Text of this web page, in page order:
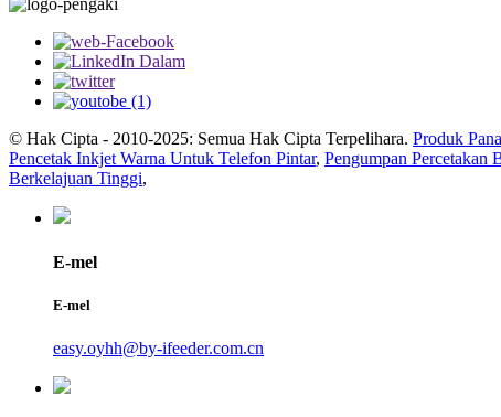
© Hak Cipta - 2010-2025: Semua Hak Cipta Terpelihara. Produk
Pencetak Inkjet Warna Untuk Telefon Pintar, Pengumpan Percetakan
Berkelajuan Tinggi,
E-mel
E-mel
easy.oyhh@by-ifeeder.com.cn